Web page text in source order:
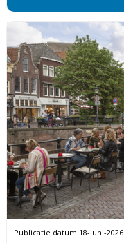
Publicatie datum 18-juni-2026